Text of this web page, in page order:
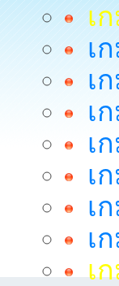
เ
เ
เ
เ
เ
เ
เ
เ
เ